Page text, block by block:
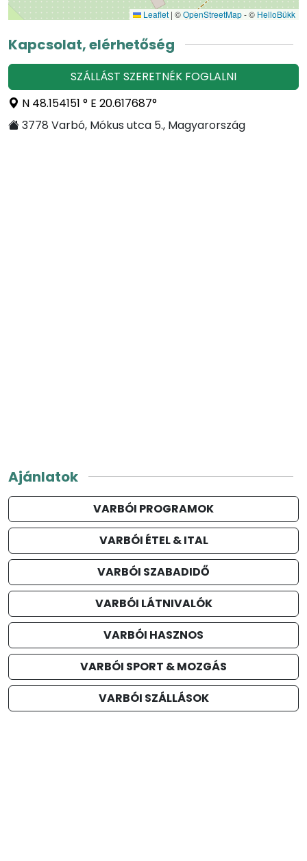
Leaflet | ©OpenStreetMap- © HelloBükk
Kapcsolat, elérhetőség
SZÁLLÁST SZERETNÉK FOGLALNI
N 48.154151 ° E 20.617687°
3778 Varbó, Mókus utca 5., Magyarország
Ajánlatok
VARBÓI PROGRAMOK
VARBÓI ÉTEL & ITAL
VARBÓI SZABADIDŐ
VARBÓI LÁTNIVALÓK
VARBÓI HASZNOS
VARBÓI SPORT & MOZGÁS
VARBÓI SZÁLLÁSOK